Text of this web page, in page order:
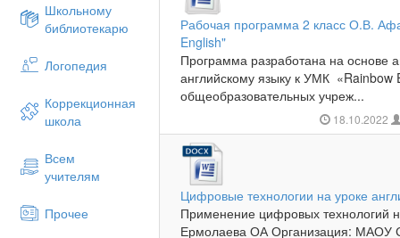
Школьному
библиотекарю
Логопедия
Коррекционная
школа
Всем
учителям
Прочее
Рабочая программа 2 класс О.В.
English"
Программа разработана на основе
английскому языку к УМК
общеобразовательных учреж...
18.10.2022
Цифровые технологии на уроке
Применение цифровых технологий
Ермолаева ОА Организация: МАОУ